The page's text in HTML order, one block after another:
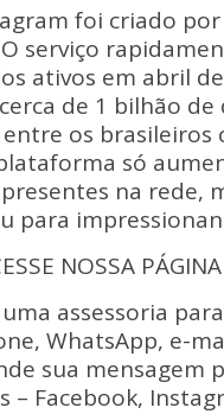
foi criado
serviço
ativos em abril
de 1 bilhão
os brasileiros
só
na rede,
para
NOSSA
uma assessoria
WhatsApp, e-
sua
– Facebook,